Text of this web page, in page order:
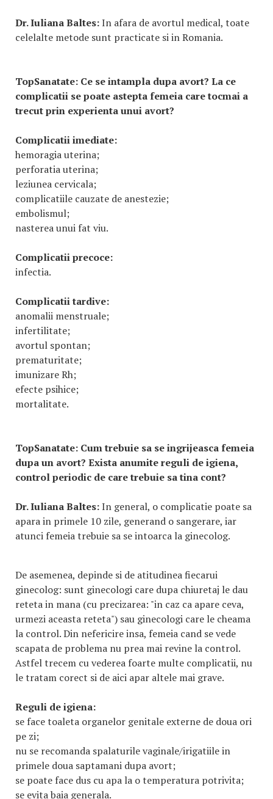
Dr. Iuliana Baltes:In afara de avortul medical, toate
celelalte metode sunt practicate si in Romania.
TopSanatate: Ce se intampla dupa avort? La ce
complicatii se poate astepta femeia care tocmai a
trecut prin experienta unui avort?
Complicatii imediate:
hemoragia uterina;
perforatia uterina;
leziunea cervicala;
complicatiile cauzate de anestezie;
embolismul;
nasterea unui fat viu.
Complicatii precoce:
infectia.
Complicatii tardive:
anomalii menstruale;
infertilitate;
avortul spontan;
prematuritate;
imunizare Rh;
efecte psihice;
mortalitate.
TopSanatate: Cum trebuie sa se ingrijeasca femeia
dupa un avort? Exista anumite reguli de igiena,
control periodic de care trebuie sa tina cont?
Dr. Iuliana Baltes:In general, o complicatie poate sa
apara in primele 10 zile, generand o sangerare, iar
atunci femeia trebuie sa se intoarca la ginecolog.
De asemenea, depinde si de atitudinea fiecarui
ginecolog: sunt ginecologi care dupa chiuretaj le dau
reteta in mana (cu precizarea: "in caz ca apare ceva,
urmezi aceasta reteta") sau ginecologi care le cheama
la control. Din nefericire insa, femeia cand se vede
scapata de problema nu prea mai revine la control.
Astfel trecem cu vederea foarte multe complicatii, nu
le tratam corect si de aici apar altele mai grave.
Reguli de igiena:
se face toaleta organelor genitale externe de doua ori
pe zi;
nu se recomanda spalaturile vaginale/irigatiile in
primele doua saptamani dupa avort;
se poate face dus cu apa la o temperatura potrivita;
se evita baia generala.